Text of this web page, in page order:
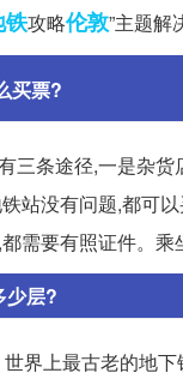
铁攻略伦敦”主题解
买票?
三条途径,一是杂
站没有问题,都可以
需要有照证件。乘
少层?
界上最古老的地